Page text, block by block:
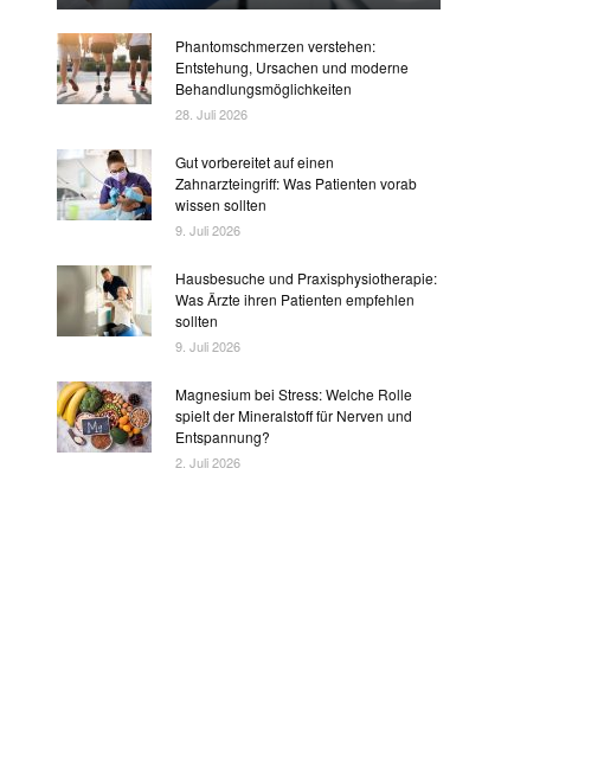
Phantomschmerzen verstehen:
Entstehung, Ursachen und moderne
Behandlungsmöglichkeiten
28. Juli 2026
Gut vorbereitet auf einen
Zahnarzteingriff: Was Patienten vorab
wissen sollten
9. Juli 2026
Hausbesuche und Praxisphysiotherapie:
Was Ärzte ihren Patienten empfehlen
sollten
9. Juli 2026
Magnesium bei Stress: Welche Rolle
spielt der Mineralstoff für Nerven und
Entspannung?
2. Juli 2026